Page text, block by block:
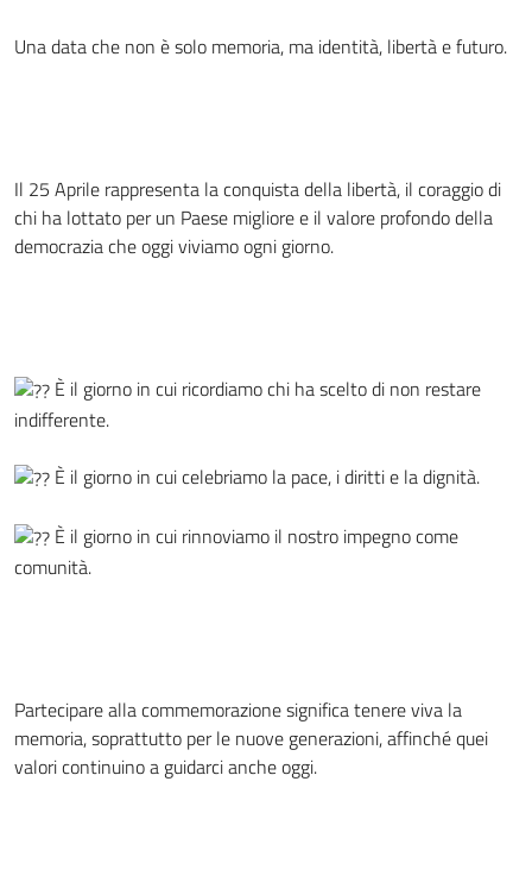
Una data che non è solo memoria, ma identità, libertà e futuro.
Il 25 Aprile rappresenta la conquista della libertà, il coraggio di
chi ha lottato per un Paese migliore e il valore profondo della
democrazia che oggi viviamo ogni giorno.
È il giorno in cui ricordiamo chi ha scelto di non restare
indifferente.
È il giorno in cui celebriamo la pace, i diritti e la dignità.
È il giorno in cui rinnoviamo il nostro impegno come
comunità.
Partecipare alla commemorazione significa tenere viva la
memoria, soprattutto per le nuove generazioni, affinché quei
valori continuino a guidarci anche oggi.